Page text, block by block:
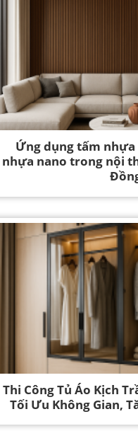
Ứng dụng tấm
nhựa nano trong nội
Thi Công Tủ Áo Kịch
Tối Ưu Không Gian,